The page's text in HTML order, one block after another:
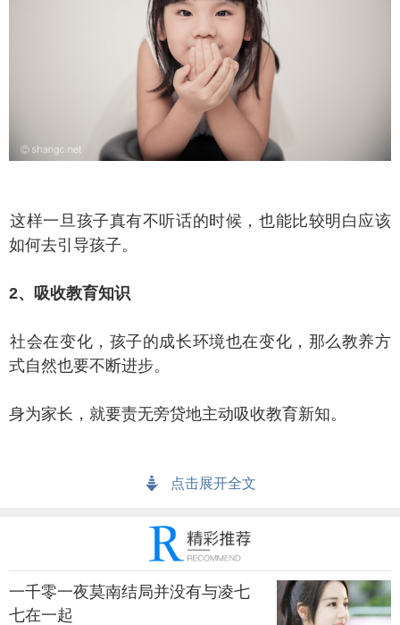
一旦孩子真有不听话的时候，也能比较明白应该
如何去引导孩子。
吸收教育知识
在变化，孩子的成长环境也在变化，那么教养方
式自然也要不断进步。
家长，就要责无旁贷地主动吸收教育新知。
孩子，而打骂处罚更是权威教育的重要方法。
新知可以帮助家长跳出自己的成长经验，及时调
整自己的教育观念。
耐心倾听孩子
点击展开全文
一千零一夜莫南结局并没有与凌七
七在一起